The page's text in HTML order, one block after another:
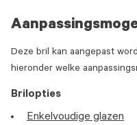
Deze bril kan aangepast
hieronder welke
Brilopties
Enkelvoudige glazen